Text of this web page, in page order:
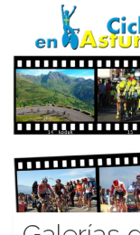
CICLISMO